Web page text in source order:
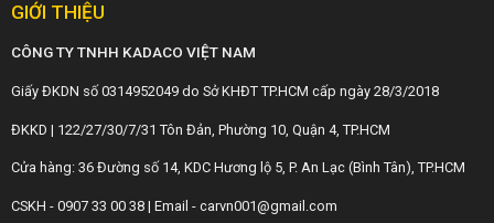
GIỚI THIỆU
CÔNG TY TNHH KADACO VIỆT NAM
Giấy ĐKDN số 0314952049 do Sở KHĐT TP.HCM cấp ngày 28/3/2018
ĐKKD | 122/27/30/7/31 Tôn Đản, Phường 10, Quận 4, TP.HCM
Cửa hàng: 36 Đường số 14, KDC Hương lộ 5, P. An Lạc (Bình Tân), TP.HCM
CSKH - 0907 33 00 38 | Email - carvn001@gmail.com